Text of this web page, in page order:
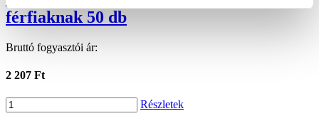
férfiaknak 50 db
Bruttó fogyasztói ár:
2 207 Ft
Részletek